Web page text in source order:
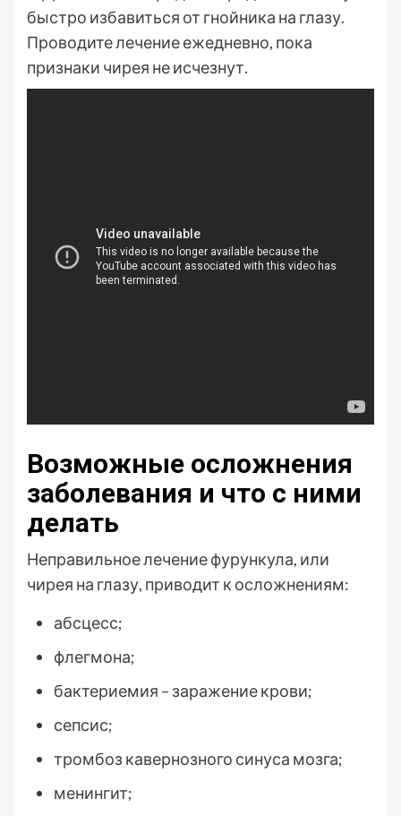
быстро избавиться от гнойника на глазу.
Проводите лечение ежедневно, пока
признаки чирея не исчезнут.
Возможные осложнения
заболевания и что с ними
делать
Неправильное лечение фурункула, или
чирея на глазу, приводит к осложнениям:
абсцесс;
флегмона;
бактериемия – заражение крови;
сепсис;
тромбоз кавернозного синуса мозга;
менингит;